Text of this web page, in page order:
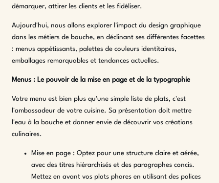
démarquer, attirer les clients et les fidéliser.
Aujourd'hui, nous allons explorer l'impact du design graphique
dans les métiers de bouche, en déclinant ses différentes facettes
: menus appétissants, palettes de couleurs identitaires,
emballages remarquables et tendances actuelles.
Menus : Le pouvoir de la mise en page et de la typographie
Votre menu est bien plus qu'une simple liste de plats, c'est
l'ambassadeur de votre cuisine. Sa présentation doit mettre
l'eau à la bouche et donner envie de découvrir vos créations
culinaires.
Mise en page : Optez pour une structure claire et aérée,
avec des titres hiérarchisés et des paragraphes concis.
Mettez en avant vos plats phares en utilisant des polices